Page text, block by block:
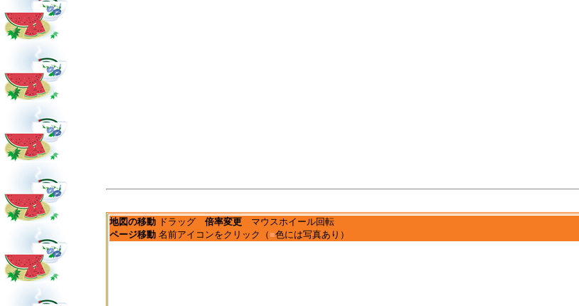
地図の移動 ドラッグ 倍率変更 マウスホイール回転
ページ移動 名前アイコンをクリック（ ■色には写真あり）